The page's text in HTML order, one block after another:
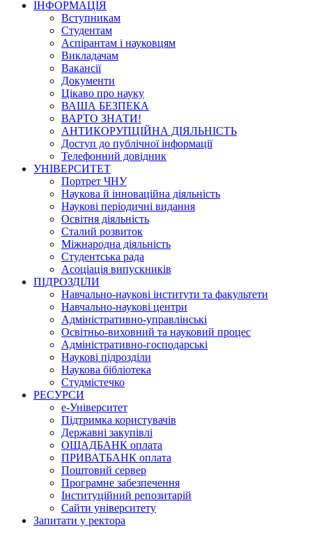
ІНФОРМАЦІЯ
Вступникам
Студентам
Аспірантам і науковцям
Викладачам
Вакансії
Документи
Цікаво про науку
ВАША БЕЗПЕКА
ВАРТО ЗНАТИ!
АНТИКОРУПЦІЙНА ДІЯЛЬНІСТЬ
Доступ до публічної інформації
Телефонний довідник
УНІВЕРСИТЕТ
Портрет ЧНУ
Наукова й інноваційна діяльність
Наукові періодичні видання
Освітня діяльність
Сталий розвиток
Міжнародна діяльність
Студентська рада
Асоціація випускників
ПІДРОЗДІЛИ
Навчально-наукові інститути та факультети
Навчально-наукові центри
Адміністративно-управлінські
Освітньо-виховний та науковий процес
Адміністративно-господарські
Наукові підрозділи
Наукова бібліотека
Студмістечко
РЕСУРСИ
е-Університет
Підтримка користувачів
Державні закупівлі
ОЩАДБАНК оплата
ПРИВАТБАНК оплата
Поштовий сервер
Програмне забезпечення
Інституційний репозитарій
Сайти університету
Запитати у ректора